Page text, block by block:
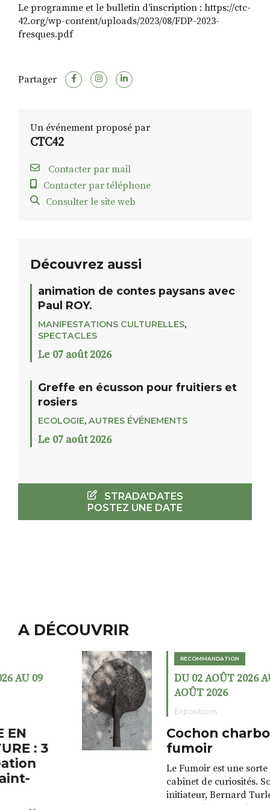
Le programme et le bulletin d’inscription : https://ctc-
42.org/wp-content/uploads/2023/08/FDP-2023-
fresques.pdf
Partager
Un événement proposé par
CTC42
Contacter par mail
Contacter par téléphone
Consulter le site web
Découvrez aussi
animation de contes paysans avec
Paul ROY.
MANIFESTATIONS CULTURELLES,
SPECTACLES
Le 07 août 2026
Greffe en écusson pour fruitiers et
rosiers
ECOLOGIE, AUTRES ÉVÉNEMENTS
Le 07 août 2026
STRADA'DATES
POSTEZ UNE DATE
A DÉCOUVRIR
RECOMMANDATION
DU 02 AOÛT 2026 AU 23
AOÛT 2026
Expositions
Cochon charbon au
fumoir
Le Fumoir est une sorte de
cabinet de curiosités. Son
initiateur, Bernard Turle,